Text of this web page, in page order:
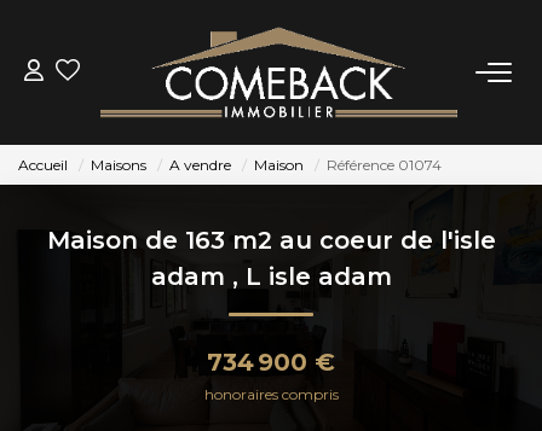
ACHETER
LOUER
ESTIMER
BIENS VENDUS
Accueil Maisons A vendre Maison Référence 01074
Maison de 163 m2 au coeur de l'isle
adam , L isle adam
734 900 €
honoraires compris